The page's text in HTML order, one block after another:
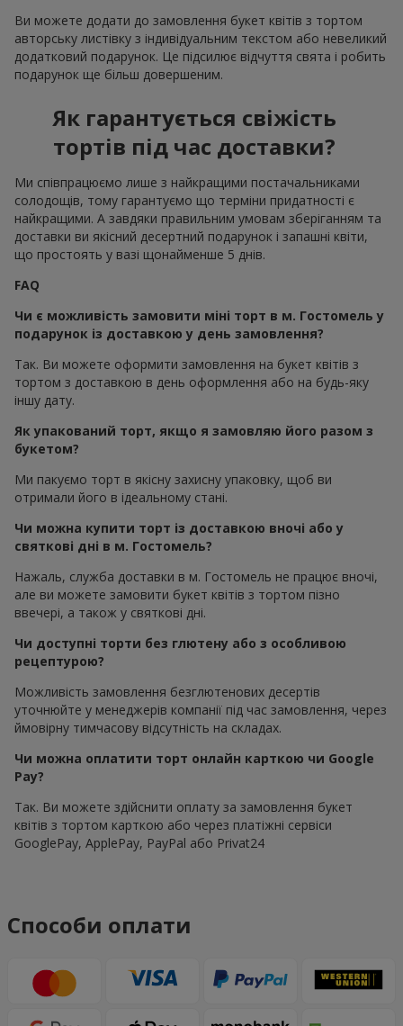
Ви можете додати до замовлення букет квітів з тортом
авторську листівку з індивідуальним текстом або невеликий
додатковий подарунок. Це підсилює відчуття свята і робить
подарунок ще більш довершеним.
Як гарантується свіжість
тортів під час доставки?
Ми співпрацюємо лише з найкращими постачальниками
солодощів, тому гарантуємо що терміни придатності є
найкращими. А завдяки правильним умовам зберіганням та
доставки ви якісний десертний подарунок і запашні квіти,
що простоять у вазі щонайменше 5 днів.
FAQ
Чи є можливість замовити міні торт в м. Гостомель у
подарунок із доставкою у день замовлення?
Так. Ви можете оформити замовлення на букет квітів з
тортом з доставкою в день оформлення або на будь-яку
іншу дату.
Як упакований торт, якщо я замовляю його разом з
букетом?
Ми пакуємо торт в якісну захисну упаковку, щоб ви
отримали його в ідеальному стані.
Чи можна купити торт із доставкою вночі або у
святкові дні в м. Гостомель?
Нажаль, служба доставки в м. Гостомель не працює вночі,
але ви можете замовити букет квітів з тортом пізно
ввечері, а також у святкові дні.
Чи доступні торти без глютену або з особливою
рецептурою?
Можливість замовлення безглютенових десертів
уточнюйте у менеджерів компанії під час замовлення, через
ймовірну тимчасову відсутність на складах.
Чи можна оплатити торт онлайн карткою чи Google
Pay?
Так. Ви можете здійснити оплату за замовлення букет
квітів з тортом карткою або через платіжні сервіси
GooglePay, ApplePay, PayPal або Privat24
Способи оплати